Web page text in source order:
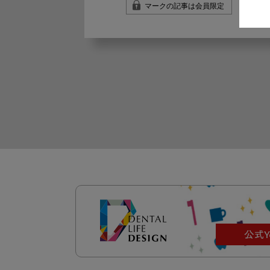
マークの記事は会員限定